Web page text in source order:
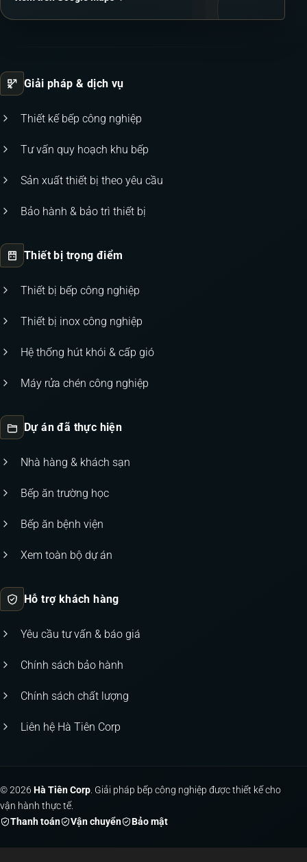
Giải pháp & dịch vụ
Thiết kế bếp công nghiệp
Tư vấn quy hoạch khu bếp
Sản xuất thiết bị theo yêu cầu
Bảo hành & bảo trì thiết bị
Thiết bị trọng điểm
Thiết bị bếp công nghiệp
Thiết bị inox công nghiệp
Hệ thống hút khói & cấp gió
Máy rửa chén công nghiệp
Dự án đã thực hiện
Nhà hàng & khách sạn
Bếp ăn trường học
Bếp ăn bệnh viện
Xem toàn bộ dự án
Hỗ trợ khách hàng
Yêu cầu tư vấn & báo giá
Chính sách bảo hành
Chính sách chất lượng
Liên hệ Hà Tiên Corp
© 2026 Hà Tiên Corp . Giải pháp bếp công nghiệp được thiết kế cho
vận hành thực tế.
Thanh toán
Vận chuyển Bảo mật